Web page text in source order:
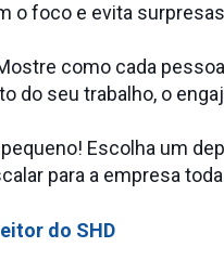
o foco e evita
como cada
do seu trabalho, o
Escolha um
para a empresa
do SHD